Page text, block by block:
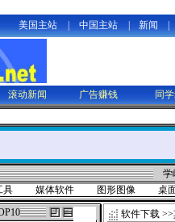
美国主站 中国主站 新闻
滚动新闻 广告赚钱 同
学
具 媒体软件 图形图像
桌
软件下载 >>